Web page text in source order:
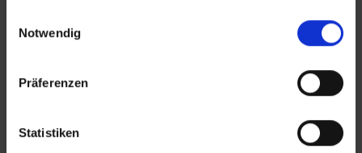
Notwendig
Präferenzen
Statistiken